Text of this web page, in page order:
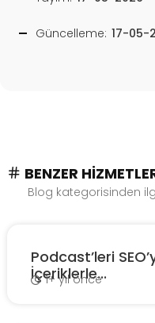
Güncelleme: 17-05-
BENZER
Blog kategorisinden
Podcast’leri
İçeriklerle...
1+ yıl önce